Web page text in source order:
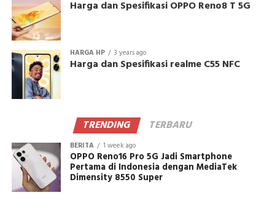
Harga dan Spesifikasi OPPO Reno8 T 5G
HARGA HP 3 years ago
Harga dan Spesifikasi realme C55 NFC
TRENDING TERBARU
BERITA 1 week ago
OPPO Reno16 Pro 5G Jadi Smartphone
Pertama di Indonesia dengan MediaTek
Dimensity 8550 Super